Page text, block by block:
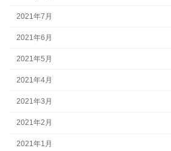
2021年7月
2021年6月
2021年5月
2021年4月
2021年3月
2021年2月
2021年1月